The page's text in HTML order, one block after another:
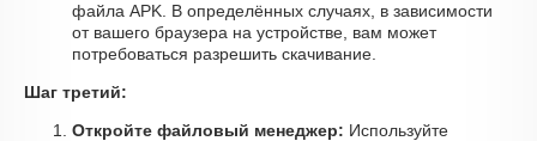
файла APK. В определённых случаях, в зависимости
от вашего браузера на устройстве, вам может
потребоваться разрешить скачивание.
Шаг третий:
Откройте файловый менеджер: Используйте